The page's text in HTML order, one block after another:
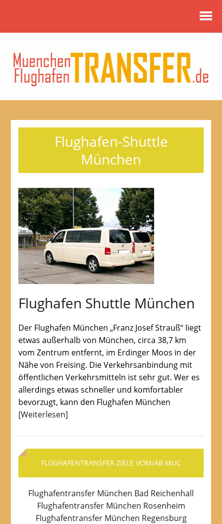
Flughafen-Shuttle
München
Flughafen Shuttle München
Der Flughafen München „Franz Josef Strauß“ liegt
etwas außerhalb von München, circa 38,7 km
vom Zentrum entfernt, im Erdinger Moos in der
Nähe von Freising. Die Verkehrsanbindung mit
öffentlichen Verkehrsmitteln ist sehr gut. Wer es
allerdings etwas schneller und komfortabler
bevorzugt, kann den Flughafen München
[Weiterlesen]
FLUGHAFENTRANSFER ZIELE VOM/AB MUC
Flughafentransfer München Bad Reichenhall
Flughafentransfer München Rosenheim
Flughafentransfer München Regensburg